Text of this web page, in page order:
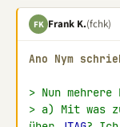
FK Frank K.(fchk)
Ano Nym
> Nun mehrere
> a) Mit was